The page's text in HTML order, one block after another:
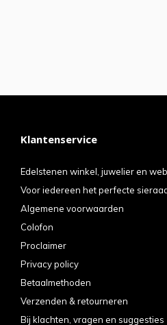
Klantenservice
Edelstenen winkel, juwelier en
Voor iedereen het perfecte
Algemene voorwaarden
Colofon
Proclaimer
Privacy policy
Betaalmethoden
Verzenden & retourneren
Bij klachten, vragen en suggesties